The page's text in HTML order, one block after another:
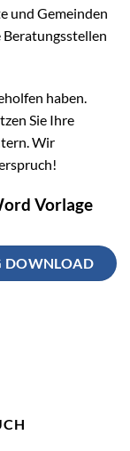
und Gemeinden
haben.
Sie Ihre
Wir
Vorlage
DOWNLOAD